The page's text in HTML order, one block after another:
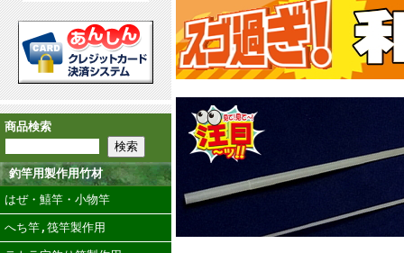
商品検索
釣竿用製作用竹材
はぜ・鱚竿・小物竿
へち竿,筏竿製作用